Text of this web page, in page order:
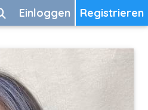
Registrieren
Einloggen